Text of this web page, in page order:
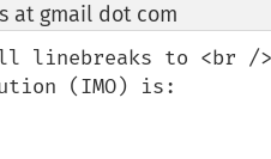
at gmail dot com
linebreaks to <br />
(IMO) is: